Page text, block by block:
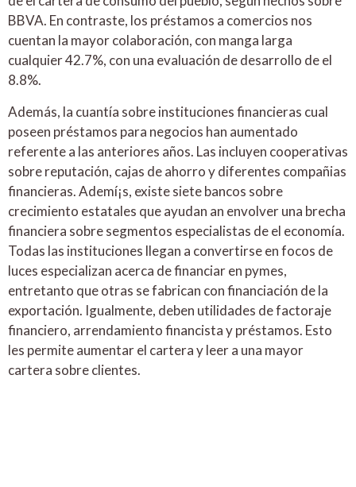
BBVA. En contraste, los préstamos a comercios nos
cuentan la mayor colaboración, con manga larga
cualquier 42.7%, con una evaluación de desarrollo de el
8.8%.
Además, la cuantía sobre instituciones financieras cual
poseen préstamos para negocios han aumentado
referente a las anteriores años. Las incluyen cooperativas
sobre reputación, cajas de ahorro y diferentes compañias
financieras. Ademí¡s, existe siete bancos sobre
crecimiento estatales que ayudan an envolver una brecha
financiera sobre segmentos especialistas de el economía.
Todas las instituciones llegan a convertirse en focos de
luces especializan acerca de financiar en pymes,
entretanto que otras se fabrican con financiación de la
exportación. Igualmente, deben utilidades de factoraje
financiero, arrendamiento financista y préstamos. Esto
les permite aumentar el cartera y leer a una mayor
cartera sobre clientes.